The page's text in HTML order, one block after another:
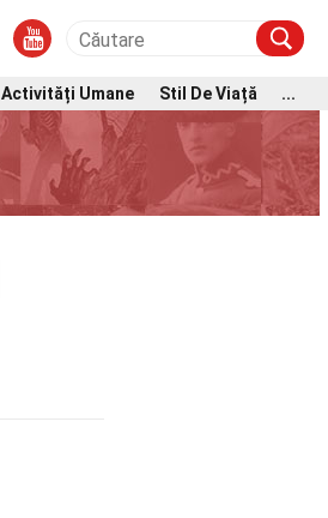
Activități Umane Stil De Viață
...